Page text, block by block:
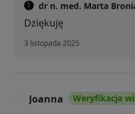
dr n. med. Marta
Dziękuję
3 listopada 2025
Joanna Weryfikacja